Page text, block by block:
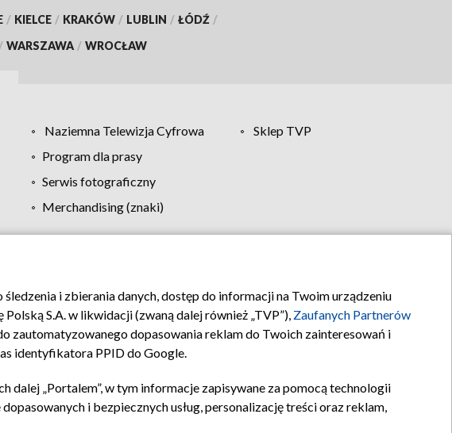
/ KIELCE / KRAKÓW / LUBLIN / ŁÓDŹ /
/ WARSZAWA / WROCŁAW
Naziemna Telewizja Cyfrowa
Sklep TVP
Program dla prasy
Serwis fotograficzny
Merchandising (znaki)
Biuro reklamy Kontakt
i zbierania danych, dostęp do informacji na Twoim urządzeniu
S.A. w likwidacji (zwaną dalej również „TVP”), Zaufanych Partnerów
zautomatyzowanego dopasowania reklam do Twoich zainteresowań i
identyfikatora PPID do Google.
dalej „Portalem”, w tym informacje zapisywane za pomocą technologii
i bezpiecznych usług, personalizację treści oraz reklam,